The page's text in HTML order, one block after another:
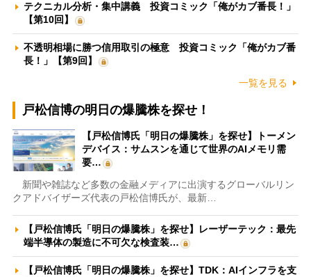
テクニカル分析・集中講義 投資コミック「俺がカブ番長！」
【第10回】
不透明相場に勝つ信用取引の極意 投資コミック「俺がカブ番
長！」【第9回】
一覧を見る
戸松信博の明日の爆騰株を探せ！
【戸松信博氏「明日の爆騰株」を探せ】トーメン
デバイス：サムスンを通じて世界のAIメモリ需
要…
新聞や雑誌など多数の金融メディアに出演するグローバルリン
クアドバイザーズ代表の戸松信博氏が、最新…
【戸松信博氏「明日の爆騰株」を探せ】レーザーテック：最先
端半導体の製造に不可欠な検査装…
【戸松信博氏「明日の爆騰株」を探せ】TDK：AIインフラを支